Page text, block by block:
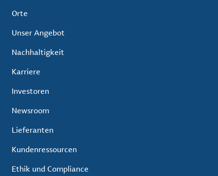
Orte
Unser Angebot
Nachhaltigkeit
Karriere
Investoren
Newsroom
Lieferanten
Kundenressourcen
Ethik und Compliance